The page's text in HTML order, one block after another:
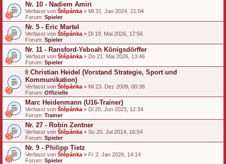
Nr. 10 - Nadiem Amiri
Verfasst von Štěpánka » Mi 31. Jan 2024, 21:04
Forum: Spieler
Nr. 5 - Eric Martel
Verfasst von Štěpánka » Di 19. Mai 2026, 17:56
Forum: Spieler
Nr. 11 - Ransford-Yeboah Königsdörffer
Verfasst von Štěpánka » Do 21. Mai 2026, 13:46
Forum: Spieler
D
a
t
e
i
a
n
h
a
n
g
Christian Heidel (Vorstand Strategie, Sport und
Kommunikation)
Verfasst von Štěpánka » Mi 23. Dez 2009, 00:38
Forum: Offizielle
Marc Heidenmann (U16-Trainer)
Verfasst von Štěpánka » Di 20. Jun 2023, 12:34
Forum: Trainer
Nr. 27 - Robin Zentner
Verfasst von Štěpánka » So 20. Jul 2014, 16:54
Forum: Spieler
Nr. 9 - Philipp Tietz
Verfasst von Štěpánka » Fr 2. Jan 2026, 14:14
Forum: Spieler